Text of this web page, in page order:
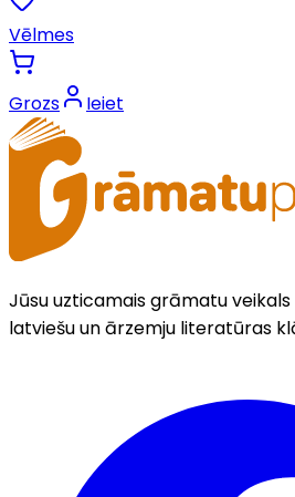
Vēlmes
Grozs Ieiet
Jūsu uzticamais grāmatu veikals
latviešu un ārzemju literatūras